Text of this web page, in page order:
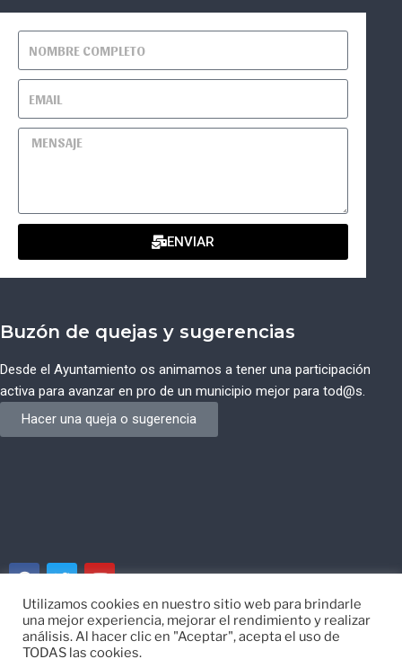
ENVIAR
Buzón de quejas y sugerencias
Desde el Ayuntamiento os animamos a tener una participación
activa para avanzar en pro de un municipio mejor para tod@s.
Hacer una queja o sugerencia
© Ayuntamiento de Campos del Río de Murcia
Utilizamos cookies en nuestro sitio web para brindarle
una mejor experiencia, mejorar el rendimiento y realizar
análisis. Al hacer clic en "Aceptar", acepta el uso de
TODAS las cookies.